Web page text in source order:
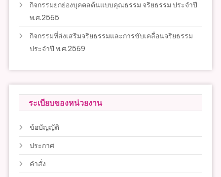
กิจกรรมยกย่องบุคคลต้นแบบคุณธรรม จริยธรรม ประจำปี
พ.ศ.2565
กิจกรรมที่ส่งเสริมจริยธรรมและการขับเคลื่อนจริยธรรม
ประจำปี พ.ศ.2569
ระเบียบของหน่วยงาน
ข้อบัญญัติ
ประกาศ
คำสั่ง